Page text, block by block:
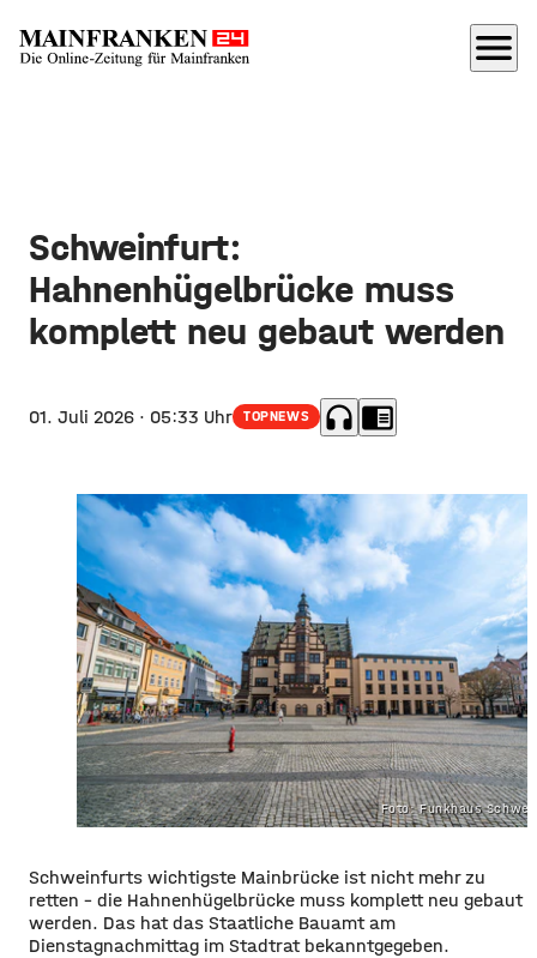
menu
Schweinfurt:
Hahnenhügelbrücke muss
komplett neu gebaut werden
01. Juli 2026 · 05:33 Uhr TOPNEWS headphones chrome_reader_mode
Foto: Funkhaus
Schweinfurts wichtigste Mainbrücke ist nicht mehr zu
retten – die Hahnenhügelbrücke muss komplett neu gebaut
werden. Das hat das Staatliche Bauamt am
Dienstagnachmittag im Stadtrat bekanntgegeben.